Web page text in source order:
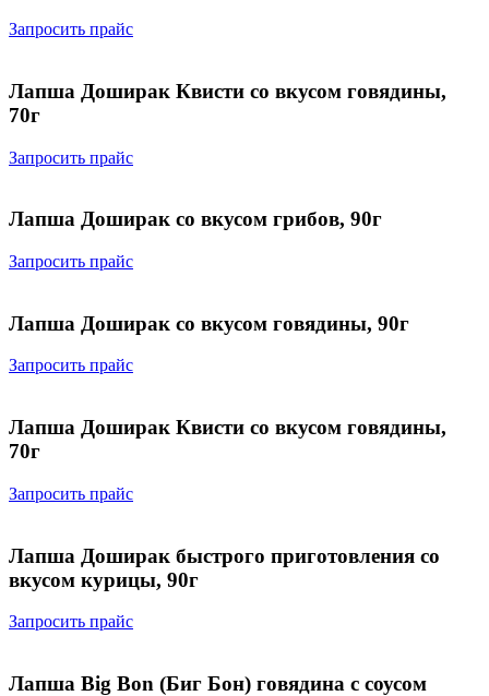
Запросить прайс
Лапша Доширак Квисти со вкусом говядины,
70г
Запросить прайс
Лапша Доширак со вкусом грибов, 90г
Запросить прайс
Лапша Доширак со вкусом говядины, 90г
Запросить прайс
Лапша Доширак Квисти со вкусом говядины,
70г
Запросить прайс
Лапша Доширак быстрого приготовления со
вкусом курицы, 90г
Запросить прайс
Лапша Big Bon (Биг Бон) говядина с соусом